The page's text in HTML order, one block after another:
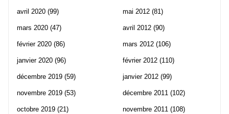
avril 2020 (99)
mars 2020 (47)
février 2020 (86)
janvier 2020 (96)
décembre 2019 (59)
novembre 2019 (53)
octobre 2019 (21)
mai 2012 (81)
avril 2012 (90)
mars 2012 (106)
février 2012 (110)
janvier 2012 (99)
décembre 2011 (102)
novembre 2011 (108)